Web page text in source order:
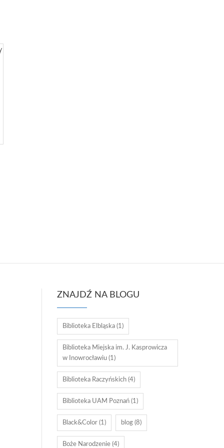
ZNAJDŹ NA BLOGU
Biblioteka Elbląska(1)
Biblioteka Miejska im. J. Kasprowicza
w Inowrocławiu(1)
Biblioteka Raczyńskich(4)
Biblioteka UAM Poznań(1)
Black&Color(1) blog(8)
Boże Narodzenie(4)